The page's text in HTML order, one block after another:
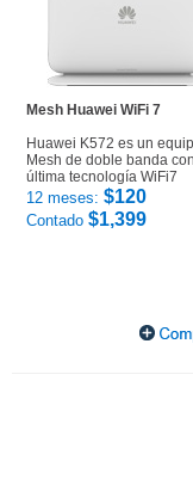
Mesh Huawei WiFi 7
Huawei K572 es un
Mesh de doble banda
última tecnología WiFi7
12 meses: $120
Contado $1,399